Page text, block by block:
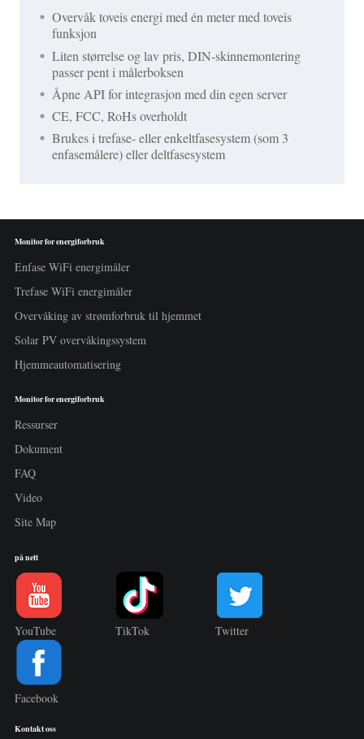
Overvåk toveis energi med én meter med toveis
funksjon
Liten størrelse og lav pris, DIN-skinnemontering
passer pent i målerboksen
Åpne API for integrasjon med din egen server
CE, FCC, RoHs overholdt
Brukes i trefase- eller enkeltfasesystem (som 3
enfasemålere) eller deltfasesystem
Monitor for energiforbruk
Enfase WiFi energimåler
Trefase WiFi energimåler
Overvåking av strømforbruk til hjemmet
Solar PV overvåkingssystem
Hjemmeautomatisering
Monitor for energiforbruk
Ressurser
Dokument
FAQ
Video
Site Map
på nett
YouTube TikTok Twitter
Facebook
Kontakt oss